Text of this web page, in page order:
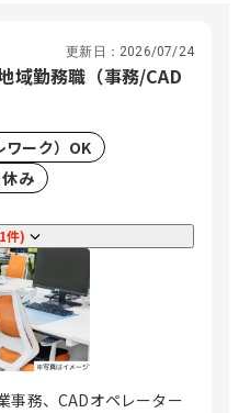
更新日： 2026/07/24
域勤務職（事務/CAD
ワーク）OK
み
件)
事務、CADオペレーター